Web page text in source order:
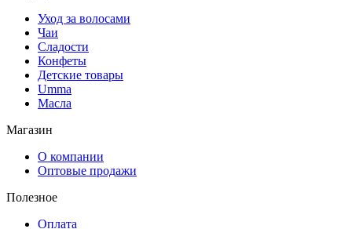
Уход за волосами
Чаи
Сладости
Конфеты
Детские товары
Umma
Масла
Магазин
О компании
Оптовые продажи
Полезное
Оплата